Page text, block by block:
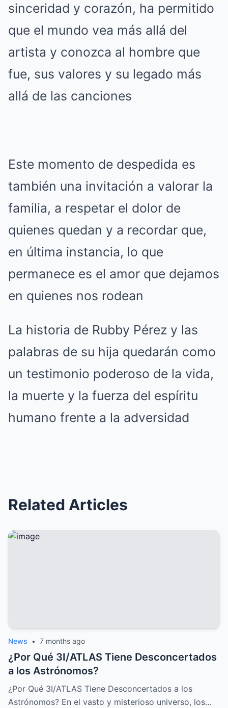
sinceridad y corazón, ha permitido
que el mundo vea más allá del
artista y conozca al hombre que
fue, sus valores y su legado más
allá de las canciones
Este momento de despedida es
también una invitación a valorar la
familia, a respetar el dolor de
quienes quedan y a recordar que,
en última instancia, lo que
permanece es el amor que dejamos
en quienes nos rodean
La historia de Rubby Pérez y las
palabras de su hija quedarán como
un testimonio poderoso de la vida,
la muerte y la fuerza del espíritu
humano frente a la adversidad
Related Articles
News • 7 months ago
¿Por Qué 3I/ATLAS Tiene Desconcertados
a los Astrónomos?
¿Por Qué 3I/ATLAS Tiene Desconcertados a los
Astrónomos? En el vasto y misterioso universo, los…